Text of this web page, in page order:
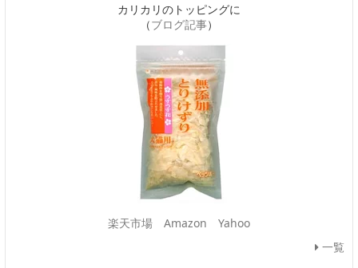
カリカリのトッピングに
（ブログ記事）
楽天市場 Amazon
Yahoo
一覧